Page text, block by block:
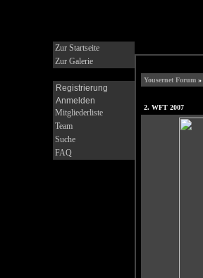
Zur Startseite
Zur Galerie
Registrierung
Anmelden
Mitgliederliste
Team
Suche
FAQ
Yousernet Forum»
2. WFT 2007